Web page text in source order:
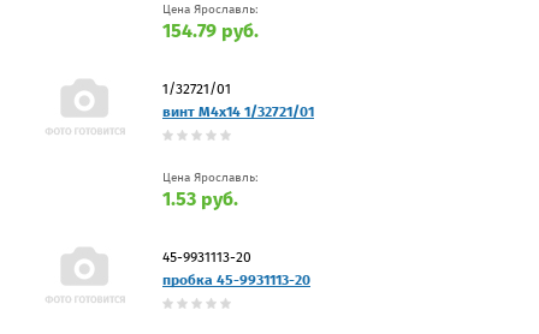
Цена Ярославль:
154.79 руб.
1/32721/01
винт М4х14 1/32721/01
Цена Ярославль:
1.53 руб.
45-9931113-20
пробка 45-9931113-20